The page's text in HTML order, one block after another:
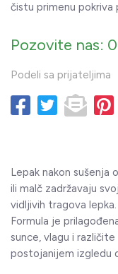
čistu primenu pokriva
Pozovite nas:
Podeli sa prijateljima
Lepak nakon sušenja
ili malč zadržavaju
vidljivih tragova lepka.
Formula je
sunce, vlagu i
postojanijem izgledu